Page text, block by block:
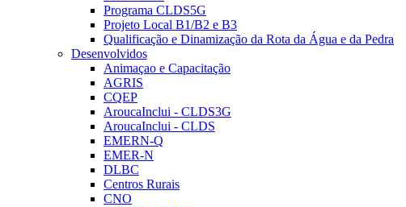
Programa CLDS5G
Projeto Local B1/B2 e B3
Qualificação e Dinamização da Rota da Água e da Pedra
Desenvolvidos
Animaçao e Capacitação
AGRIS
CQEP
AroucaInclui - CLDS3G
AroucaInclui - CLDS
EMERN-Q
EMER-N
DLBC
Centros Rurais
CNO